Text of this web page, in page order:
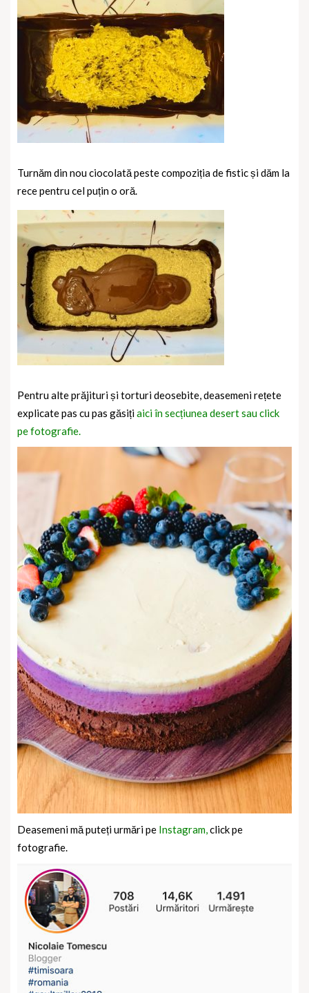
Turnăm din nou ciocolată peste compoziția de fistic și dăm la
rece pentru cel puțin o oră.
Pentru alte prăjituri și torturi deosebite, deasemeni rețete
explicate pas cu pas găsițiaici în secțiunea desert sau click
pe fotografie.
Deasemeni mă puteți urmări pe Instagram,click pe
fotografie.